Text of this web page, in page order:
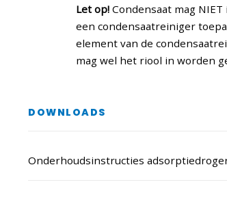
Let op! Condensaat mag
een condensaatreiniger
element van de
mag wel het riool in worden
DOWNLOADS
Onderhoudsinstructies